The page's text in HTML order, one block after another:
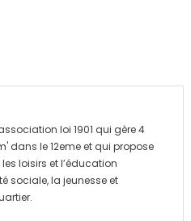
loi 1901 qui gère 4
dans le 12eme et qui propose
loisirs et l’éducation
sociale, la jeunesse et